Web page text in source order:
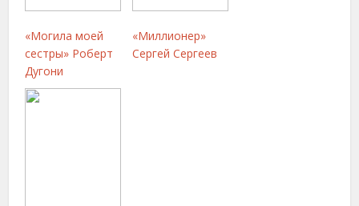
«Могила моей
сестры» Роберт
Дугони
«Миллионер»
Сергей Сергеев